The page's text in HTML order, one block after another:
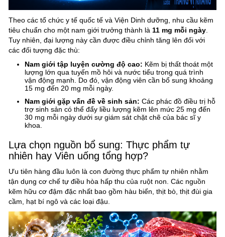
Theo các tổ chức y tế quốc tế và Viện Dinh dưỡng, nhu cầu kẽm
tiêu chuẩn cho một nam giới trưởng thành là 11 mg mỗi ngày
Tuy nhiên, đại lượng này cần được điều chỉnh tăng lên đối với
các đối tượng đặc thù:
Nam giới tập luyện cường độ cao: Kẽm bị thất thoát một
lượng lớn qua tuyến mồ hôi và nước tiểu trong quá trình
vận động mạnh. Do đó, vận động viên cần bổ sung khoảng
15 mg đến 20 mg mỗi ngày.
Nam giới gặp vấn đề về sinh sản: Các phác đồ điều trị hỗ
trợ sinh sản có thể đẩy liều lượng kẽm lên mức 25 mg đến
30 mg mỗi ngày dưới sự giám sát chặt chẽ của bác sĩ y
khoa.
Lựa chọn nguồn bổ sung: Thực phẩm tự
nhiên hay Viên uống tổng hợp?
Ưu tiên hàng đầu luôn là con đường thực phẩm tự nhiên nhằm
tận dụng cơ chế tự điều hòa hấp thu của ruột non. Các nguồn
kẽm hữu cơ đậm đặc nhất bao gồm hàu biển, thịt bò, thịt đùi gia
cầm, hạt bí ngô và các loại đậu.